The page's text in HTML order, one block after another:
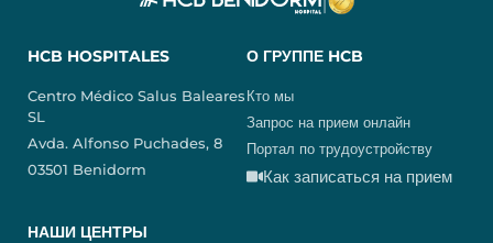
HCB HOSPITALES
Centro Médico Salus Baleares
SL
Avda. Alfonso Puchades, 8
03501 Benidorm
О ГРУППЕ HCB
Кто мы
Запрос на прием онлайн
Портал по трудоустройству
Как записаться на прием
НАШИ ЦЕНТРЫ